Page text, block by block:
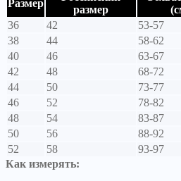
Размер
размер
36
42 53-57
38
44 58-62
40
46 63-67
42
48 68-72
44
50 73-77
46
52 78-82
48
54 83-87
50
56 88-92
52
58 93-97
Как измерять: